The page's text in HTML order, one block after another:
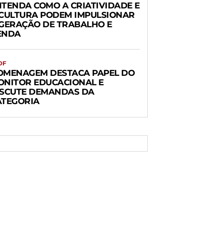
COMO A CRIATIVIDADE E
PODEM IMPULSIONAR
DE TRABALHO E
DESTACA PAPEL DO
EDUCACIONAL E
DEMANDAS DA